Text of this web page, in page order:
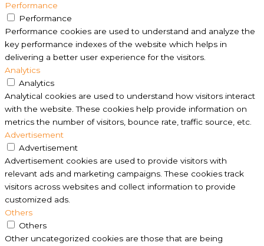
Performance
Performance
Performance cookies are used to understand and analyze the
key performance indexes of the website which helps in
delivering a better user experience for the visitors.
Analytics
Analytics
Analytical cookies are used to understand how visitors interact
with the website. These cookies help provide information on
metrics the number of visitors, bounce rate, traffic source, etc.
Advertisement
Advertisement
Advertisement cookies are used to provide visitors with
relevant ads and marketing campaigns. These cookies track
visitors across websites and collect information to provide
customized ads.
Others
Others
Other uncategorized cookies are those that are being